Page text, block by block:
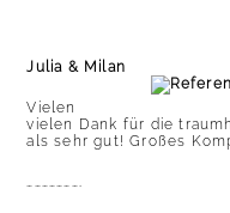
Julia & Milan
Vielen
vielen Dank für die
als sehr gut! Großes
………………….